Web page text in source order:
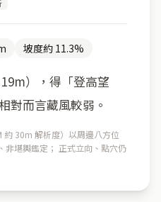
坡度約 11.3%
），得「登高望
對而言藏風較弱。
約 30m 解析度）以周邊八方位
非堪輿鑑定； 正式立向、點穴仍